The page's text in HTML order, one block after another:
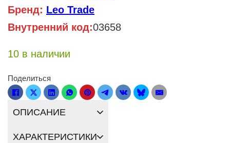
Бренд: Leo Trade
Внутренний код:03658
10 в наличии
Поделиться
ОПИСАНИЕ
ХАРАКТЕРИСТИКИ